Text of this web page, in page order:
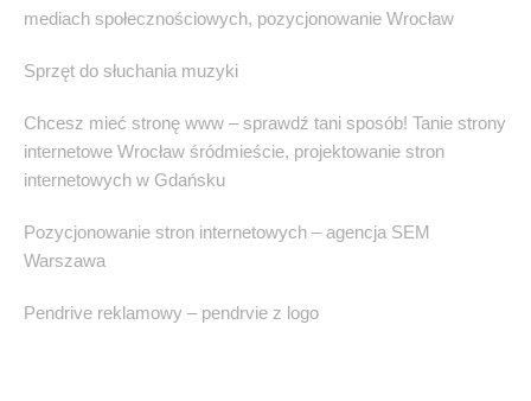
mediach społecznościowych, pozycjonowanie Wrocław
Sprzęt do słuchania muzyki
Chcesz mieć stronę www – sprawdź tani sposób! Tanie strony
internetowe Wrocław śródmieście, projektowanie stron
internetowych w Gdańsku
Pozycjonowanie stron internetowych – agencja SEM
Warszawa
Pendrive reklamowy – pendrvie z logo